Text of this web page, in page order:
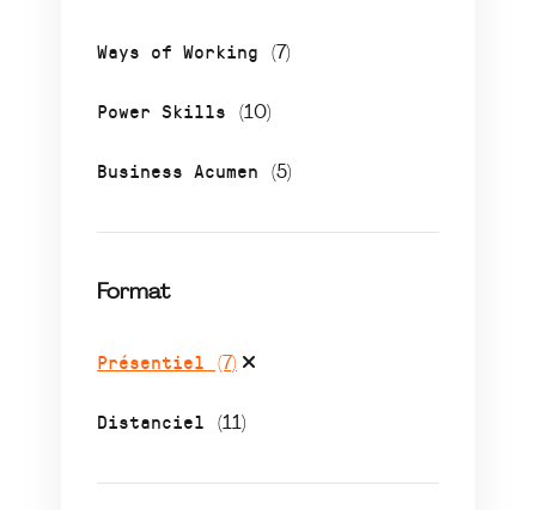
Ways of Working (7)
Power Skills (10)
Business Acumen (5)
Format
Présentiel (7)
Distanciel (11)